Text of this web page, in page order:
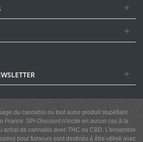
du cannabis ou tout autre produit stupéfiant
France. SPi-Discount n'incite en aucun cas à la
achat de cannabis avec THC ou CBD. L'ensemble
pour fumeurs sont destinés à être utilisé avec